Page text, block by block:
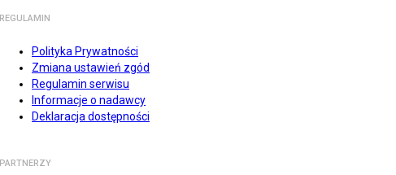
REGULAMIN
Polityka Prywatności
Zmiana ustawień zgód
Regulamin serwisu
Informacje o nadawcy
Deklaracja dostępności
PARTNERZY